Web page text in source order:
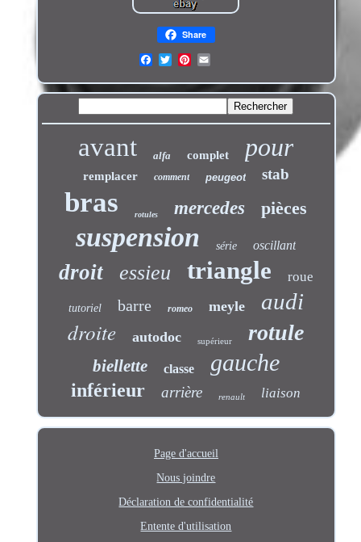
Share
avant alfa complet pour
remplacer comment peugeot stab
bras rotules mercedes pièces
suspension série oscillant
droit essieu triangle roue
tutoriel barre romeo meyle audi
droite autodoc supérieur rotule
biellette classe gauche
inférieur arrière renault liaison
Page d'accueil
Nous joindre
Déclaration de confidentialité
Entente d'utilisation